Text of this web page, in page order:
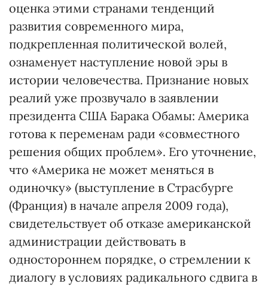
оценка этими странами тенденций
развития современного мира,
подкрепленная политической волей,
ознаменует наступление новой эры в
истории человечества. Признание новых
реалий уже прозвучало в заяв­лении
президента США Барака Обамы: Америка
готова к переменам ради «совместного
решения общих проблем». Его уточнение,
что «Америка не может меняться в
одиночку» (выступление в Страсбурге
(Франция) в начале апреля 2009 года),
свидетельствует об отказе американской
администрации действовать в
одностороннем порядке, о стремлении к
диалогу в условиях радикального сдвига в